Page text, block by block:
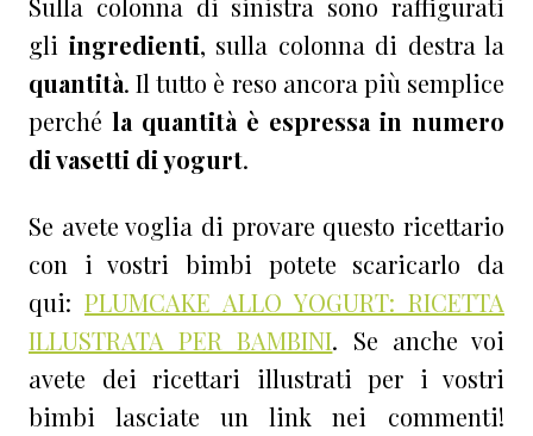
gli ingredienti, sulla colonna di destra la
quantità. Il tutto è reso ancora più semplice
perché la quantità è espressa in numero
di vasetti di yogurt.
Se avete voglia di provare questo ricettario
con i vostri bimbi potete scaricarlo da
qui: PLUMCAKE ALLO YOGURT: RICETTA
ILLUSTRATA PER BAMBINI. Se anche voi
avete dei ricettari illustrati per i vostri
bimbi lasciate un link nei commenti!